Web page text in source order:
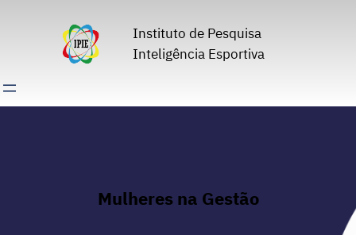
Instituto de Pesquisa
Inteligência Esportiva
Mulheres na Gestão